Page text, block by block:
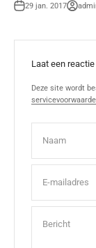
29 jan. 2017
Laat een
Deze site wordt
Naam
E-mailadres
Bericht